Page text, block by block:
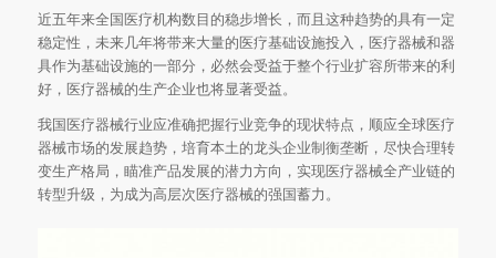
近五年来全国医疗机构数目的稳步增长，而且这种趋势的具有一定
稳定性，未来几年将带来大量的医疗基础设施投入，医疗器械和器
具作为基础设施的一部分，必然会受益于整个行业扩容所带来的利
好，医疗器械的生产企业也将显著受益。
我国医疗器械行业应准确把握行业竞争的现状特点，顺应全球医疗
器械市场的发展趋势，培育本土的龙头企业制衡垄断，尽快合理转
变生产格局，瞄准产品发展的潜力方向，实现医疗器械全产业链的
转型升级，为成为高层次医疗器械的强国蓄力。